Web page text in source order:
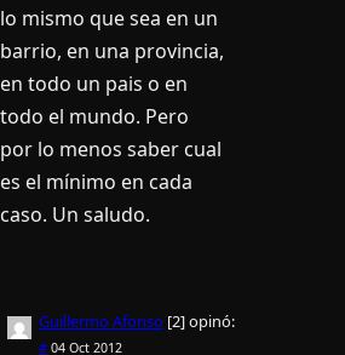
lo mismo que sea en un
barrio, en una provincia,
en todo un pais o en
todo el mundo. Pero
por lo menos saber cual
es el mínimo en cada
caso. Un saludo.
Guillermo Afonso [2]opinó:
# 04 Oct 2012